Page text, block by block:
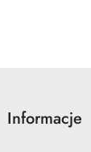
Informacje